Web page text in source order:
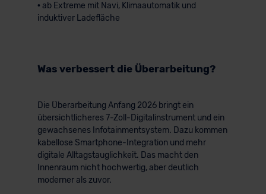
• ab Extreme mit Navi, Klimaautomatik und
induktiver Ladefläche
Was verbessert die Überarbeitung?
Die Überarbeitung Anfang 2026 bringt ein
übersichtlicheres 7-Zoll-Digitalinstrument und ein
gewachsenes Infotainmentsystem. Dazu kommen
kabellose Smartphone-Integration und mehr
digitale Alltagstauglichkeit. Das macht den
Innenraum nicht hochwertig, aber deutlich
moderner als zuvor.